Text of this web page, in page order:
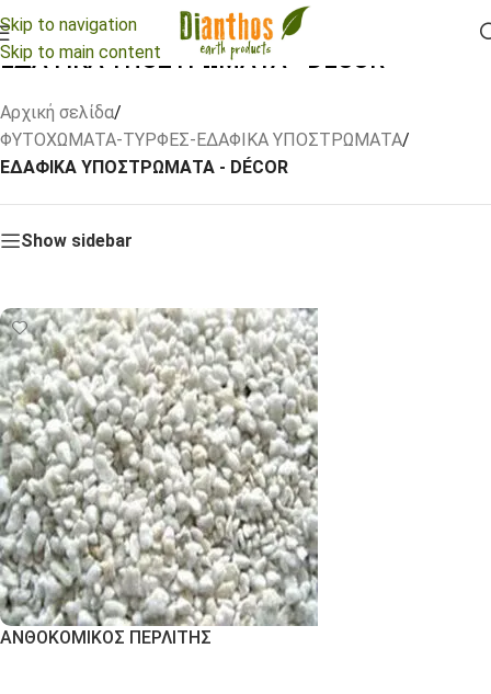
Skip to navigation
Skip to main content
ΕΔΑΦΙΚΑ ΥΠΟΣΤΡΩΜΑΤΑ - DÉCOR
Αρχική σελίδα/
ΦΥΤΟΧΩΜΑΤΑ-ΤΥΡΦΕΣ-ΕΔΑΦΙΚΑ ΥΠΟΣΤΡΩΜΑΤΑ/
ΕΔΑΦΙΚΑ ΥΠΟΣΤΡΩΜΑΤΑ - DÉCOR
Show sidebar
ΑΝΘΟΚΟΜΙΚΟΣ ΠΕΡΛΙΤΗΣ